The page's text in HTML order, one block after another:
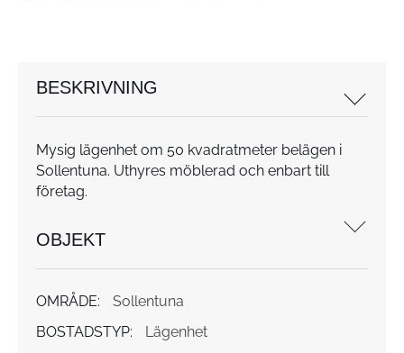
BESKRIVNING
Mysig lägenhet om 50 kvadratmeter belägen i
Sollentuna. Uthyres möblerad och enbart till
företag.
OBJEKT
OMRÅDE:
Sollentuna
BOSTADSTYP:
Lägenhet